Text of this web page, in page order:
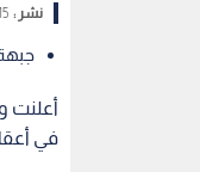
نشر :3/5
في